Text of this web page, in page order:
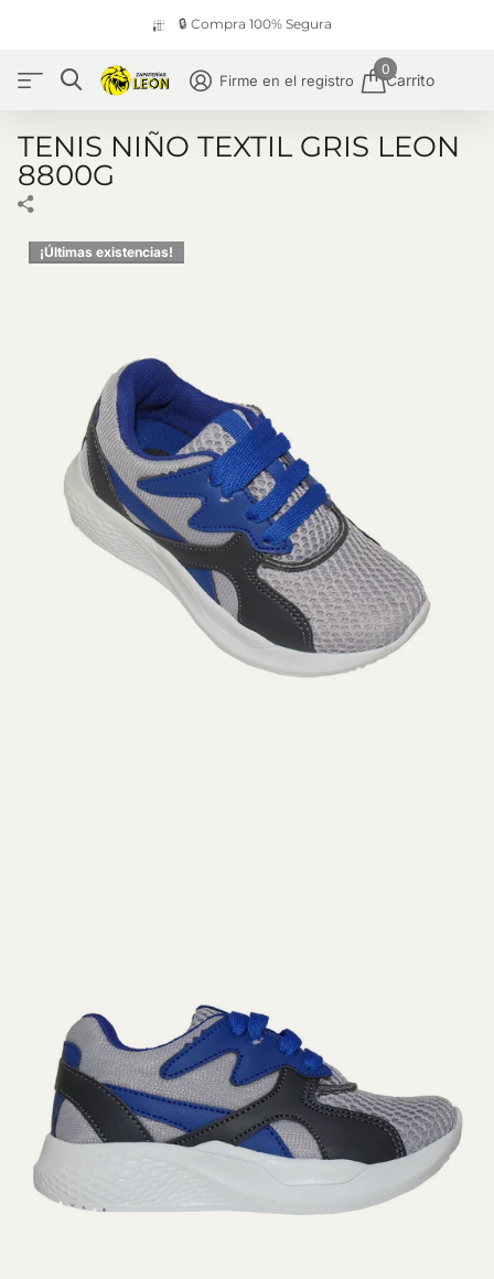
🔒 Compra 100% Segura
Firme en el registro Carrito
0
TENIS NIÑO TEXTIL GRIS LEON
8800G
¡Últimas existencias!